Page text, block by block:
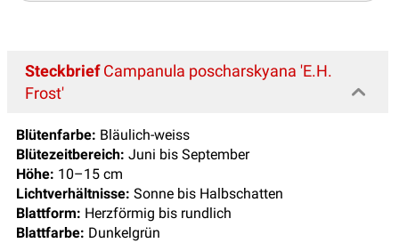
SteckbriefCampanula poscharskyana 'E.H.
Frost'
Blütenfarbe: Bläulich-weiss
Blütezeitbereich: Juni bis September
Höhe: 10–15 cm
Lichtverhältnisse: Sonne bis Halbschatten
Blattform: Herzförmig bis rundlich
Blattfarbe: Dunkelgrün